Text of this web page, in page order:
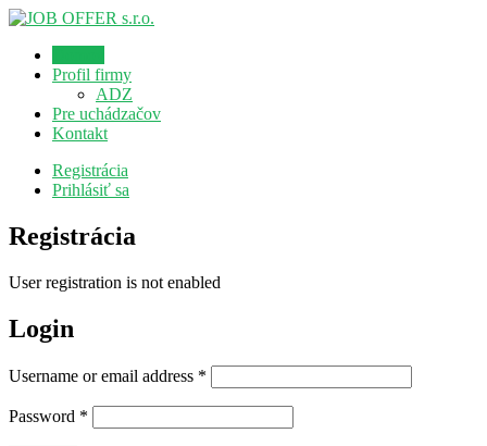
Profil firmy
ADZ
Pre uchádzačov
Kontakt
Registrácia
Prihlásiť sa
Registrácia
User registration is not enabled
Login
Username or email address *
Password *